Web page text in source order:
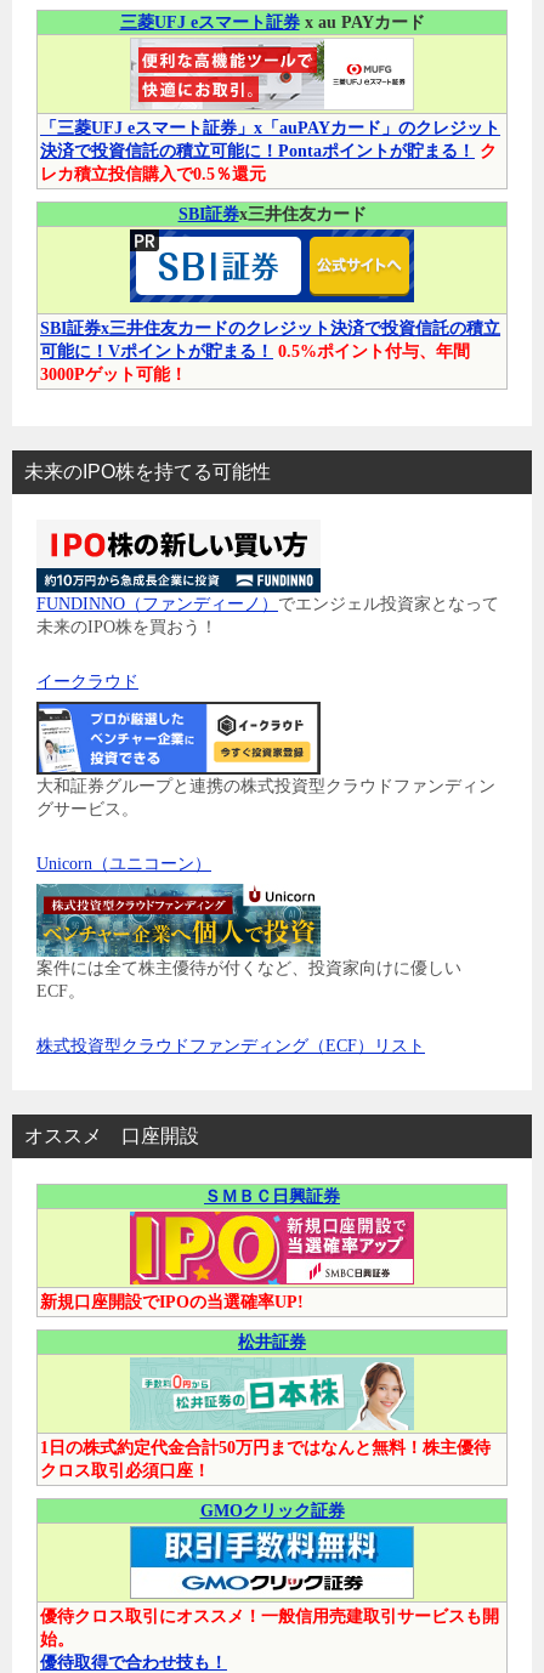
三菱UFJ eスマート証券x au PAYカード
「三菱UFJ eスマート証券」x「auPAYカード」のクレジット
決済で投資信託の積立可能に！Pontaポイントが貯まる！
ク
レカ積立投信購入で0.5％還元
SBI証券x三井住友カード
SBI証券x三井住友カードのクレジット決済で投資信託の積立
可能に！Vポイントが貯まる！ 0.5%ポイント付与、年間
3000Pゲット可能！
未来のIPO株を持てる可能性
FUNDINNO（ファンディーノ） でエンジェル投資家となって
未来のIPO株を買おう！
イークラウド
大和証券グループと連携の株式投資型クラウドファンディン
グサービス。
Unicorn（ユニコーン）
案件には全て株主優待が付くなど、投資家向けに優しい
ECF。
株式投資型クラウドファンディング（ECF）リスト
オススメ 口座開設
ＳＭＢＣ日興証券
新規口座開設でIPOの当選確率UP!
松井証券
1日の株式約定代金合計50万円まではなんと無料！株主優待
クロス取引必須口座！
GMOクリック証券
優待クロス取引にオススメ！一般信用売建取引サービスも開
始。
優待取得で合わせ技も！